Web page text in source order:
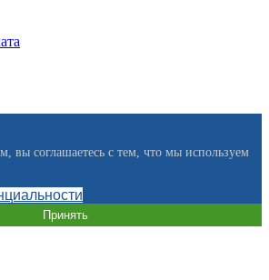
вы соглашаетесь с тем, что мы используем
Принять